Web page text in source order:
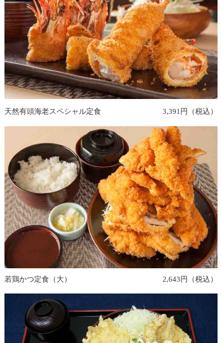
天然有頭海老スペシャル定食 3,391円（税込）
若鶏かつ定食（大） 2,643円（税込）